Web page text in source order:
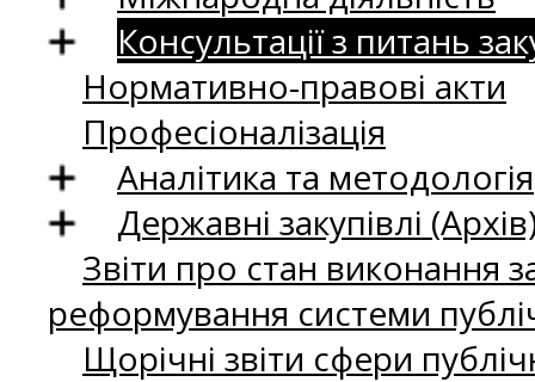
Консультації з питань
Нормативно-правові акти
Професіоналізація
Аналітика та методологія
Державні закупівлі
Звіти про стан виконання
реформування системи
Щорічні звіти сфери